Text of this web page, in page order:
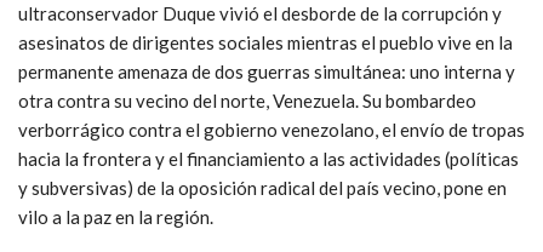
ultraconservador Duque vivió el desborde de la corrupción y
asesinatos de dirigentes sociales mientras el pueblo vive en la
permanente amenaza de dos guerras simultánea: uno interna y
otra contra su vecino del norte, Venezuela. Su bombardeo
verborrágico contra el gobierno venezolano, el envío de tropas
hacia la frontera y el financiamiento a las actividades (políticas
y subversivas) de la oposición radical del país vecino, pone en
vilo a la paz en la región.